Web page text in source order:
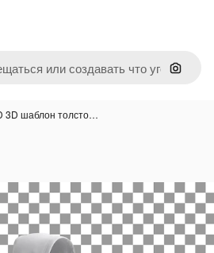
Поиск
3D шаблон толсто…